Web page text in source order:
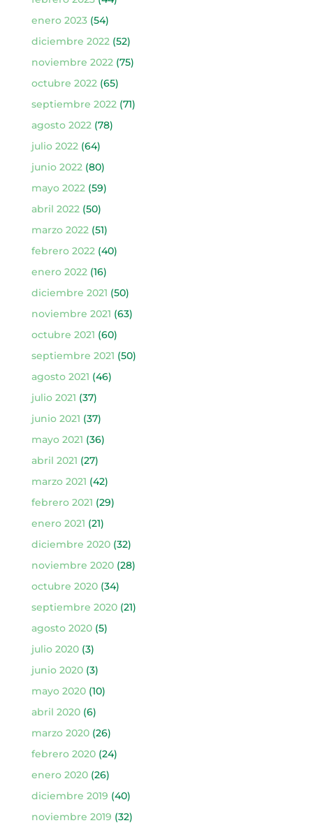
enero 2023(54)
diciembre 2022 (52)
noviembre 2022 (75)
octubre 2022 (65)
septiembre 2022 (71)
agosto 2022 (78)
julio 2022 (64)
junio 2022 (80)
mayo 2022 (59)
abril 2022 (50)
marzo 2022 (51)
febrero 2022 (40)
enero 2022 (16)
diciembre 2021 (50)
noviembre 2021 (63)
octubre 2021 (60)
septiembre 2021 (50)
agosto 2021 (46)
julio 2021 (37)
junio 2021 (37)
mayo 2021 (36)
abril 2021 (27)
marzo 2021 (42)
febrero 2021 (29)
enero 2021 (21)
diciembre 2020(32)
noviembre 2020(28)
octubre 2020(34)
septiembre 2020(21)
agosto 2020(5)
julio 2020(3)
junio 2020(3)
mayo 2020(10)
abril 2020(6)
marzo 2020(26)
febrero 2020(24)
enero 2020(26)
diciembre 2019 (40)
noviembre 2019 (32)